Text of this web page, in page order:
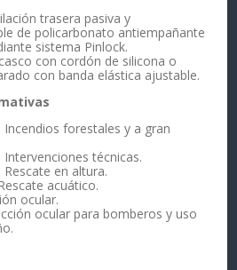
trasera pasiva y
de policarbonato antiempañante
sistema Pinlock.
con cordón de silicona o
con banda elástica ajustable.
Incendios forestales y a gran
Intervenciones técnicas.
Rescate en altura.
acuático.
ocular.
ocular para bomberos y uso